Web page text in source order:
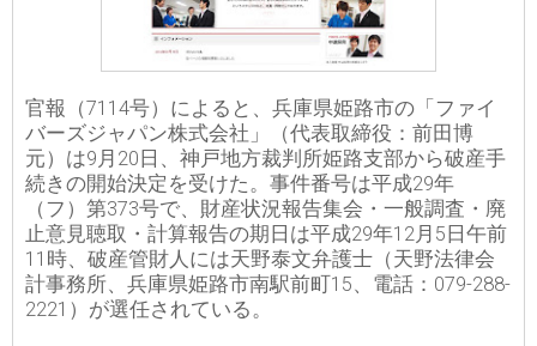
官報（7114号）によると、兵庫県姫路市の「ファイ
バーズジャパン株式会社」（代表取締役：前田博
元）は9月20日、神戸地方裁判所姫路支部から破産手
続きの開始決定を受けた。事件番号は平成29年
（フ）第373号で、財産状況報告集会・一般調査・廃
止意見聴取・計算報告の期日は平成29年12月5日午前
11時、破産管財人には天野泰文弁護士（天野法律会
計事務所、兵庫県姫路市南駅前町15、電話：079-288-
2221）が選任されている。